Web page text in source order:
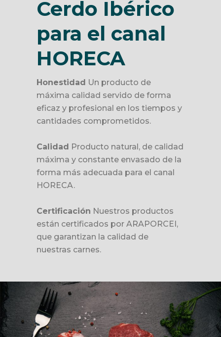
Cerdo Ibérico
para el canal
HORECA
Honestidad Un producto de
máxima calidad servido de forma
eficaz y profesional en los tiempos y
cantidades comprometidos.
Calidad Producto natural, de calidad
máxima y constante envasado de la
forma más adecuada para el canal
HORECA.
Certificación Nuestros productos
están certificados por ARAPORCEI,
que garantizan la calidad de
nuestras carnes.